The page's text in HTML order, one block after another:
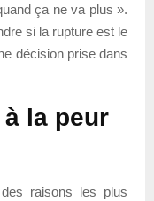
ça ne va plus ».
si la rupture est le
décision prise dans
la peur
des raisons les plus